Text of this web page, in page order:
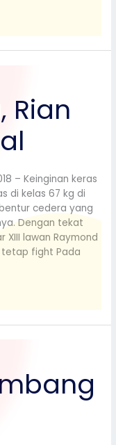
Rian
– Keinginan keras
di kelas 67 kg di
cedera yang
Dengan tekat
XIII lawan Raymond
tetap fight Pada